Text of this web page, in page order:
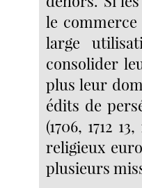
le
large
consolider
plus leur
édits de
(1706, 1712
religieux
plusieurs